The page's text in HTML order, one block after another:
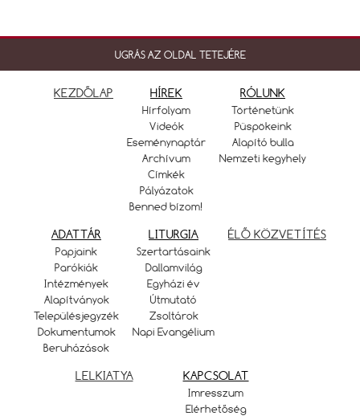
UGRÁS AZ OLDAL TETEJÉRE
KEZDŐLAP HÍREK
Hírfolyam
Videók
Eseménynaptár
Archívum
Címkék
Pályázatok
Benned bízom!
RÓLUNK
Történetünk
Püspökeink
Alapító bulla
Nemzeti kegyhely
ADATTÁR
Papjaink
Parókiák
Intézmények
Alapítványok
Településjegyzék
Dokumentumok
Beruházások
LITURGIA
Szertartásaink
Dallamvilág
Egyházi év
Útmutató
Zsoltárok
Napi Evangélium
ÉLŐ KÖZVETÍTÉS
LELKIATYA KAPCSOLAT
Imresszum
Elérhetőség